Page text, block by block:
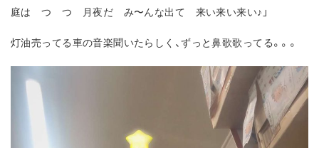
庭は つ つ 月夜だ み〜んな出て 来い来い来い♪」
灯油売ってる車の音楽聞いたらしく、ずっと鼻歌歌ってる。。。